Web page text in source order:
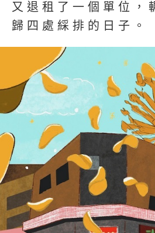
又退租了一個單位，
歸四處綵排的日子。